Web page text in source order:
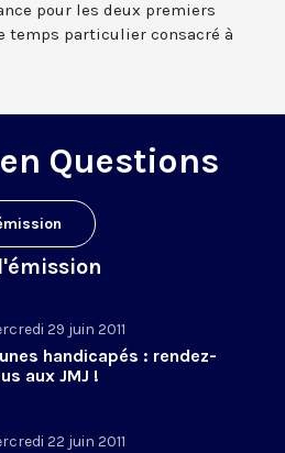
pour les deux premiers
temps particulier consacré à
Questions
29 juin 2011
handicapés : rendez-
aux JMJ !
22 juin 2011